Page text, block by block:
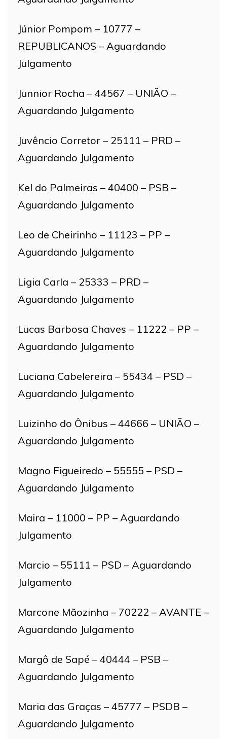
Júnior Pompom – 10777 –
REPUBLICANOS – Aguardando
Julgamento
Junnior Rocha – 44567 – UNIÃO –
Aguardando Julgamento
Juvêncio Corretor – 25111 – PRD –
Aguardando Julgamento
Kel do Palmeiras – 40400 – PSB –
Aguardando Julgamento
Leo de Cheirinho – 11123 – PP –
Aguardando Julgamento
Ligia Carla – 25333 – PRD –
Aguardando Julgamento
Lucas Barbosa Chaves – 11222 – PP –
Aguardando Julgamento
Luciana Cabelereira – 55434 – PSD –
Aguardando Julgamento
Luizinho do Ônibus – 44666 – UNIÃO –
Aguardando Julgamento
Magno Figueiredo – 55555 – PSD –
Aguardando Julgamento
Maira – 11000 – PP – Aguardando
Julgamento
Marcio – 55111 – PSD – Aguardando
Julgamento
Marcone Mãozinha – 70222 – AVANTE –
Aguardando Julgamento
Margô de Sapé – 40444 – PSB –
Aguardando Julgamento
Maria das Graças – 45777 – PSDB –
Aguardando Julgamento